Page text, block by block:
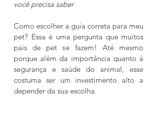
você precisa saber
Como escolher a guia correta para meu
pet? Essa é uma pergunta que muitos
pais de pet se fazem! Até mesmo
porque além da importãncia quanto à
segurança e saúde do animal, esse
costuma ser um investimento alto a
depender da sua escolha.